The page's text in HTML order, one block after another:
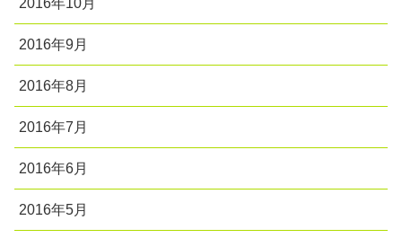
2016年10月
2016年9月
2016年8月
2016年7月
2016年6月
2016年5月